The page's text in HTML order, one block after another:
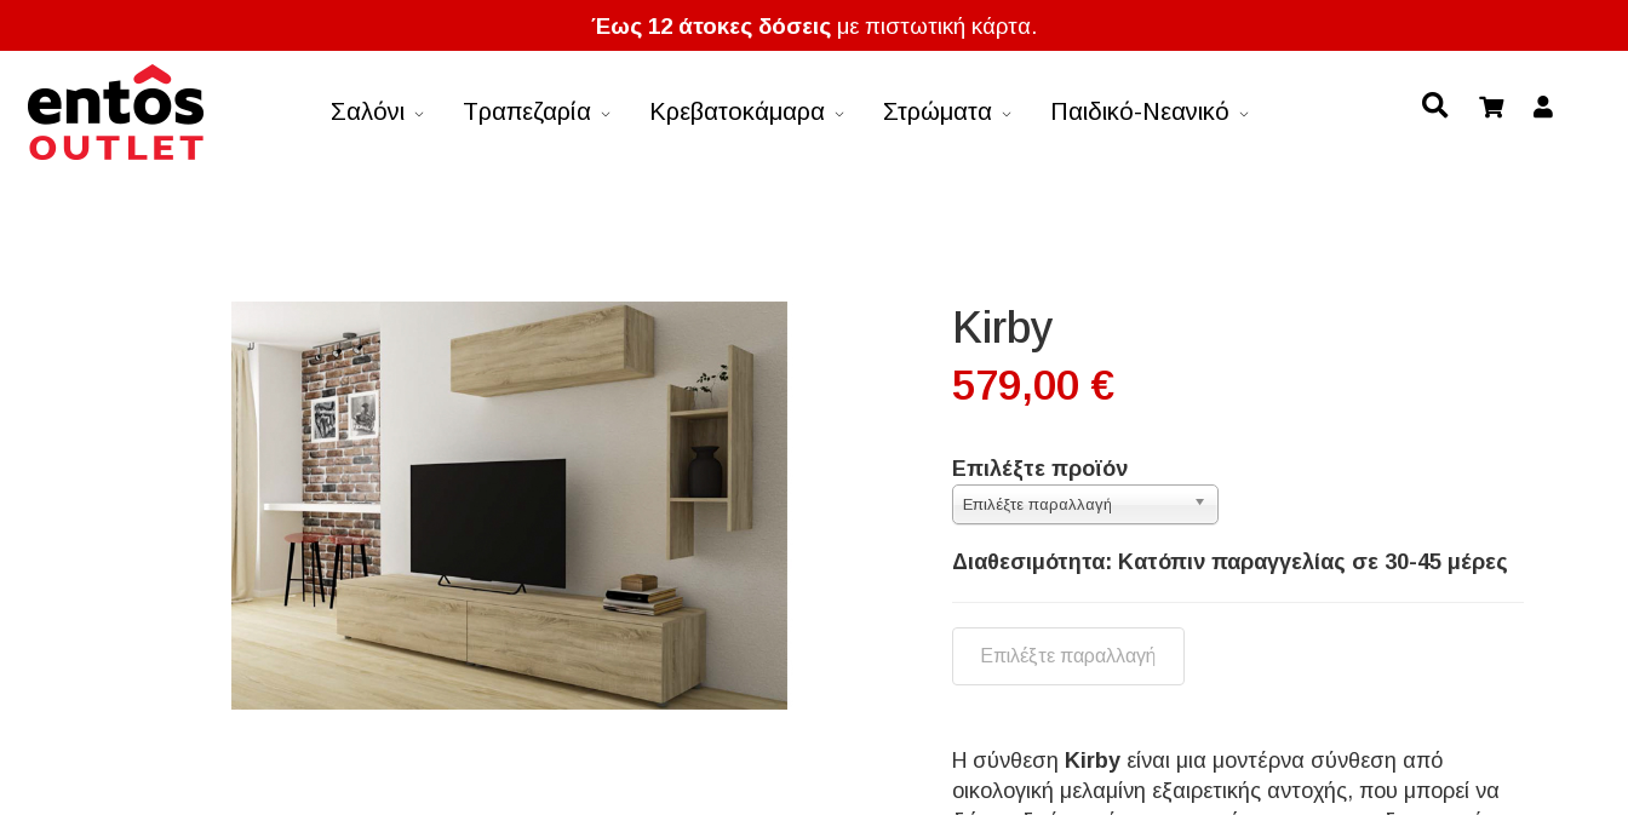
Έως 12 άτοκες δόσεις με πιστωτική κάρτα.
Σαλόνι Τραπεζαρία Κρεβατοκάμαρα Στρώματα Παιδικό-Νεανικό
Kirby
579,00 €
Επιλέξτε προϊόν
Επιλέξτε παραλλαγή
Διαθεσιμότητα: Κατόπιν παραγγελίας σε 30-45 μέρες
Επιλέξτε παραλλαγή
Η σύνθεση Kirbyείναι μια μοντέρνα σύνθεση από
οικολογική μελαμίνη εξαιρετικής αντοχής, που μπορεί να